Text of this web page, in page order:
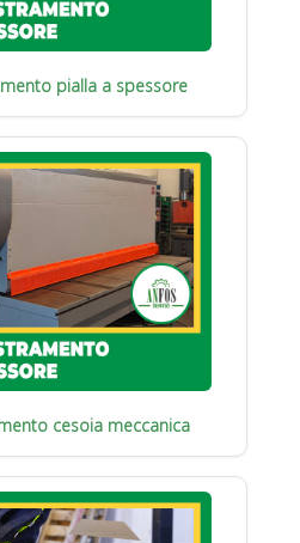
pialla a spessore
cesoia meccanica